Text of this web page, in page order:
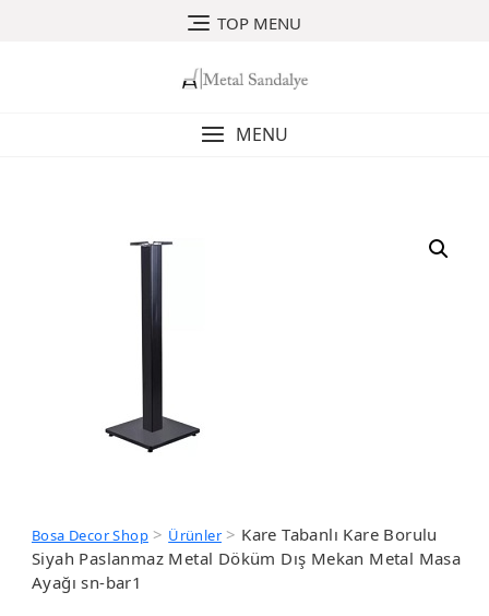
TOP MENU
MENU
Bosa Decor Shop> Ürünler> Kare Tabanlı Kare Borulu
Siyah Paslanmaz Metal Döküm Dış Mekan Metal Masa
Ayağı sn-bar1